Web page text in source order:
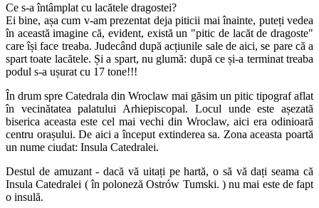
Ce s-a întâmplat cu lacătele dragostei?
Ei bine, așa cum v-am prezentat deja piticii mai înainte, puteți vedea
în această imagine că, evident, există un "pitic de lacăt de dragoste"
care își face treaba. Judecând după acțiunile sale de aici, se pare că a
spart toate lacătele. Și a spart, nu glumă: după ce și-a terminat treaba
podul s-a ușurat cu 17 tone!!!
În drum spre Catedrala din Wroclaw mai găsim un pitic tipograf aflat
în vecinătatea palatului Arhiepiscopal. Locul unde este așezată
biserica aceasta este cel mai vechi din Wroclaw, aici era odinioară
centru orașului. De aici a început extinderea sa. Zona aceasta poartă
un nume ciudat: Insula Catedralei.
Destul de amuzant - dacă vă uitați pe hartă, o să vă dați seama că
Insula Catedralei ( în poloneză Ostrów Tumski. ) nu mai este de fapt
o insulă.